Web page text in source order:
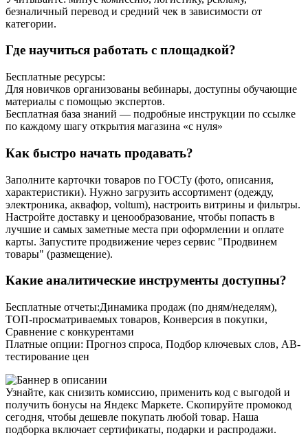
безналичный перевод и средний чек в зависимости от
категории.
Где научиться работать с площадкой?
Бесплатные ресурсы:
Для новичков организованы вебинары, доступны обучающие
материалы с помощью экспертов.
Бесплатная база знаний — подробные инструкции по ссылке
по каждому шагу открытия магазина «с нуля»
Как быстро начать продавать?
Заполните карточки товаров по ГОСТу (фото, описания,
характеристики). Нужно загрузить ассортимент (одежду,
электроника, аквафор, voltum), настроить витрины и фильтры.
Настройте доставку и ценообразование, чтобы попасть в
лучшие и самых заметные места при оформлении и оплате
карты. Запустите продвижение через сервис "Продвинем
товары" (размещение).
Какие аналитические инструменты доступны?
Бесплатные отчеты:Динамика продаж (по дням/неделям),
ТОП-просматриваемых товаров, Конверсия в покупки,
Сравнение с конкурентами
Платные опции: Прогноз спроса, Подбор ключевых слов, АВ-
тестирование цен
Узнайте, как снизить комиссию, применить код с выгодой и
получить бонусы на Яндекс Маркете. Скопируйте промокод
сегодня, чтобы дешевле покупать любой товар. Наша
подборка включает сертификаты, подарки и распродажи.